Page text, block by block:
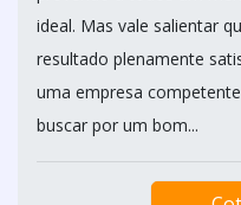
ideal. Mas vale salientar
resultado plenamente
uma empresa
buscar por um bom...